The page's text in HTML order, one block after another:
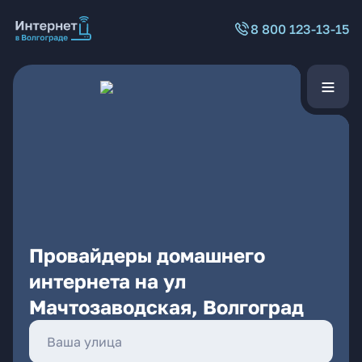
8 800 123-13-15
Провайдеры домашнего
интернета на ул
Мачтозаводская, Волгоград